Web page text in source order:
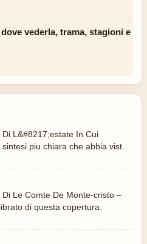
vederla, trama, stagioni e
L&#8217;estate In Cui
piu chiara che abbia visto
Le Comte De Monte-cristo –
di questa copertura.